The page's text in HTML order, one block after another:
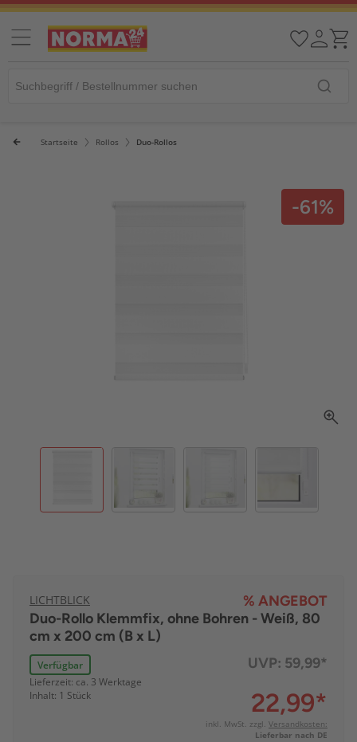
Startseite Rollos Duo-Rollos
-61%
LICHTBLICK
% ANGEBOT
Duo-Rollo Klemmfix, ohne Bohren - Weiß, 80
cm x 200 cm (B x L)
Verfügbar
Lieferzeit: ca. 3 Werktage
Inhalt: 1 Stück
UVP: 59,99*
22,99*
inkl. MwSt. zzgl. Versandkosten:
Lieferbar nach DE